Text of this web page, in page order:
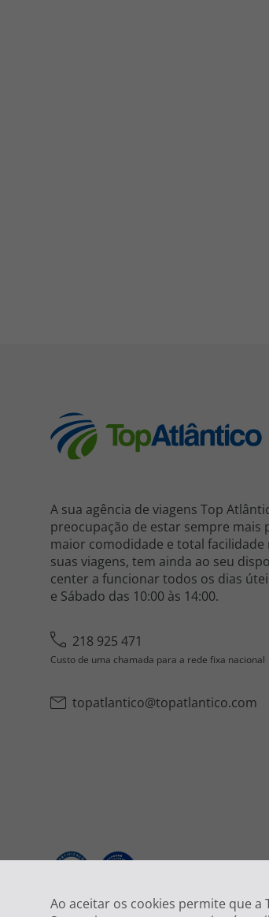
Ao aceitar os cookies permite que
A sua agência de viagens Top
preocupação de estar sempre mais
maior comodidade e total facilidade
suas viagens, tem ainda ao seu
center a funcionar todos os dias
e Sábado das 10:00 às 14:00.
218 925 471
Custo de uma chamada para a rede fixa nacional
topatlantico@topatlantico.com